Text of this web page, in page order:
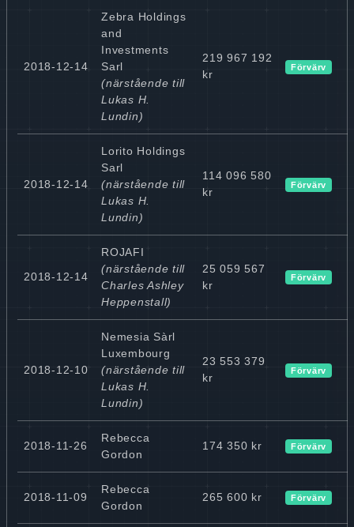
2018-12-14
Zebra Holdings
and
Investments
Sarl
(närstående till
Lukas H.
Lundin)
219 967 192
kr
Förvärv
2018-12-14
Lorito Holdings
Sarl
(närstående till
Lukas H.
Lundin)
114 096 580
kr
Förvärv
2018-12-14
ROJAFI
(närstående till
Charles Ashley
Heppenstall)
25 059 567
kr
Förvärv
2018-12-10
Nemesia Sàrl
Luxembourg
(närstående till
Lukas H.
Lundin)
23 553 379
kr
Förvärv
2018-11-26
Rebecca
Gordon
174 350 kr Förvärv
2018-11-09
Rebecca
Gordon
265 600 kr Förvärv